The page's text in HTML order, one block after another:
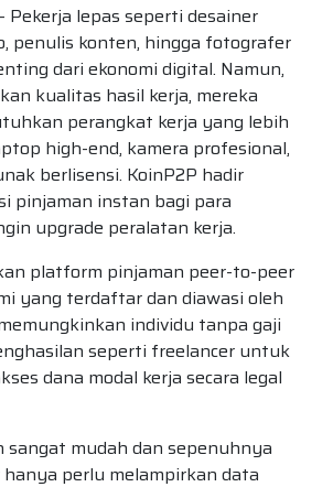
Pekerja lepas seperti desainer
penulis konten, hingga fotografer
dari ekonomi digital. Namun,
kualitas hasil kerja, mereka
perangkat kerja yang lebih
high-end, kamera profesional,
berlisensi. KoinP2P hadir
pinjaman instan bagi para
upgrade peralatan kerja.
platform pinjaman peer-to-peer
yang terdaftar dan diawasi oleh
individu tanpa gaji
seperti freelancer untuk
dana modal kerja secara legal
sangat mudah dan sepenuhnya
hanya perlu melampirkan data